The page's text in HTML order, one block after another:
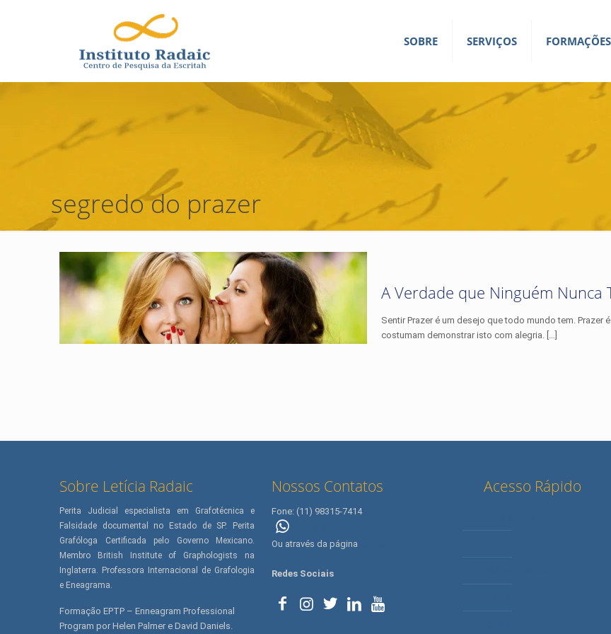
SOBRE SERVIÇOS FORMAÇÕES
segredo do prazer
A Verdade que Ninguém Nunca
Sentir Prazer é um desejo que todo mundo tem.
costumam demonstrar isto com alegria. […]
Sobre Letícia Radaic
Perita Judicial especialista em Grafotécnica e
Falsidade documental no Estado de SP. Perita
Grafóloga Certificada pelo Governo Mexicano.
Membro British Institute of Graphologists na
Inglaterra. Professora Internacional de Grafologia
e Eneagrama.
Formação EPTP – Enneagram Professional
Program por Helen Palmer e David Daniels.
Nossos Contatos
Fone: (11) 98315-7414
Ou através da página
Redes Sociais
Acesso Rápido